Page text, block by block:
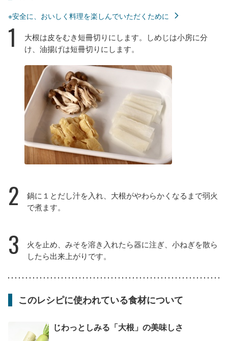
※安全に、おいしく料理を楽しんでいただくために
1
大根は皮をむき短冊切りにします。しめじは小房に分
け、油揚げは短冊切りにします。
2
鍋に１とだし汁を入れ、大根がやわらかくなるまで弱火
で煮ます。
3
火を止め、みそを溶き入れたら器に注ぎ、小ねぎを散ら
したら出来上がりです。
このレシピに使われている食材について
じわっとしみる「大根」の美味しさ